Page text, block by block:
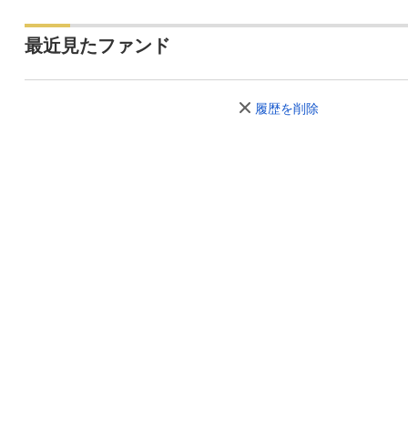
最近見たファンド
履歴を削除